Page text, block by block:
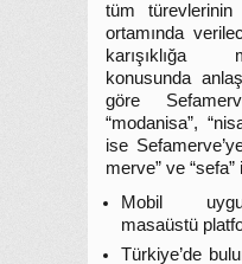
tüm türevlerinin
ortamında
karışıklığa
konusunda
göre
“modanisa”,
ise
merve” ve “sefa”
Mobil
masaüstü
Türkiye’de